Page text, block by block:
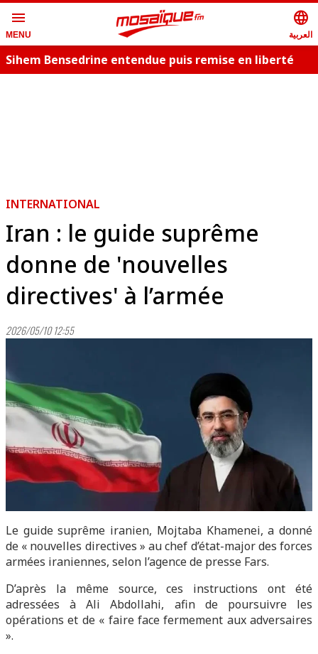
menu
MENU
language
العربية
Sihem Bensedrine entendue puis remise en liberté
INTERNATIONAL
Iran : le guide suprême
donne de 'nouvelles
directives' à l’armée
2026/05/10 12:55
Le guide suprême iranien, Mojtaba Khamenei, a donné
de « nouvelles directives » au chef d’état-major des forces
armées iraniennes, selon l’agence de presse Fars.
D’après la même source, ces instructions ont été
adressées à Ali Abdollahi, afin de poursuivre les
opérations et de « faire face fermement aux adversaires
».